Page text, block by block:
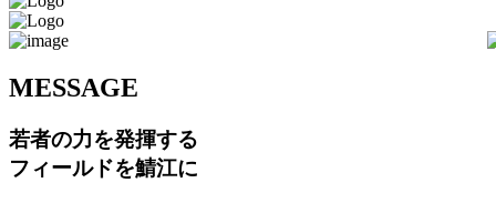
MESSAGE
若者の力を発揮する
フィールドを鯖江に